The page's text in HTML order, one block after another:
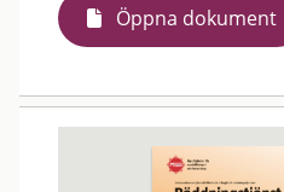
Öppna dokument